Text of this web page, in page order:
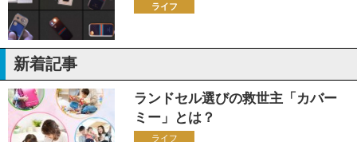
ライフ
新着記事
ランドセル選びの救世主「カバー
ミー」とは？
ライフ